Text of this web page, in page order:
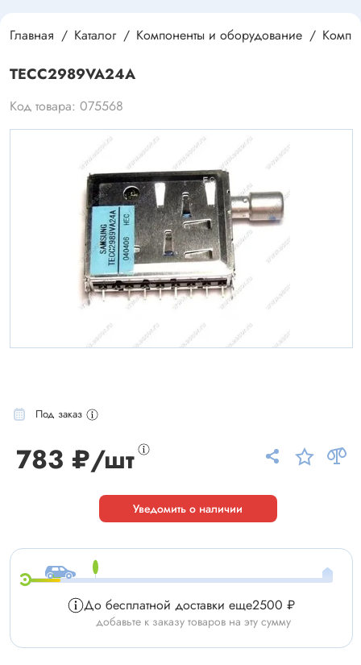
Главная Каталог Компоненты и оборудование
TECC2989VA24A
Код товара: 075568
Под заказ
783 ₽/шт
Уведомить о наличии
До бесплатной доставки еще2500 ₽
добавьте к заказу товаров на эту сумму